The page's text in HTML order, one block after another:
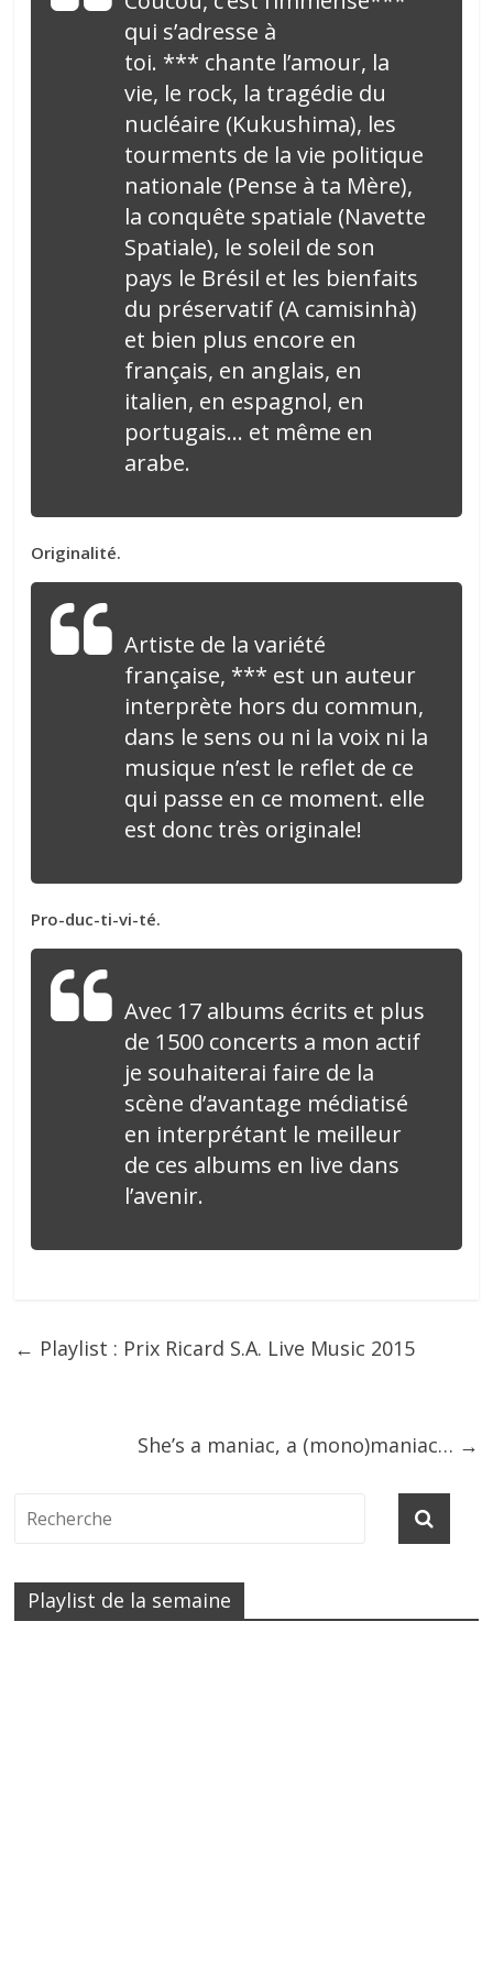
qui s’adresse à
toi. *** chante l’amour, la
vie, le rock, la tragédie du
nucléaire (Kukushima), les
tourments de la vie politique
nationale (Pense à ta Mère),
la conquête spatiale (Navette
Spatiale), le soleil de son
pays le Brésil et les bienfaits
du préservatif (A camisinhà)
et bien plus encore en
français, en anglais, en
italien, en espagnol, en
portugais… et même en
arabe.
Originalité.
Artiste de la variété
française, *** est un auteur
interprète hors du commun,
dans le sens ou ni la voix ni la
musique n’est le reflet de ce
qui passe en ce moment. elle
est donc très originale!
Pro-duc-ti-vi-té.
Avec 17 albums écrits et plus
de 1500 concerts a mon actif
je souhaiterai faire de la
scène d’avantage médiatisé
en interprétant le meilleur
de ces albums en live dans
l’avenir.
← Playlist : Prix Ricard S.A. Live Music 2015
She’s a maniac, a (mono)maniac… →
Playlist de la semaine